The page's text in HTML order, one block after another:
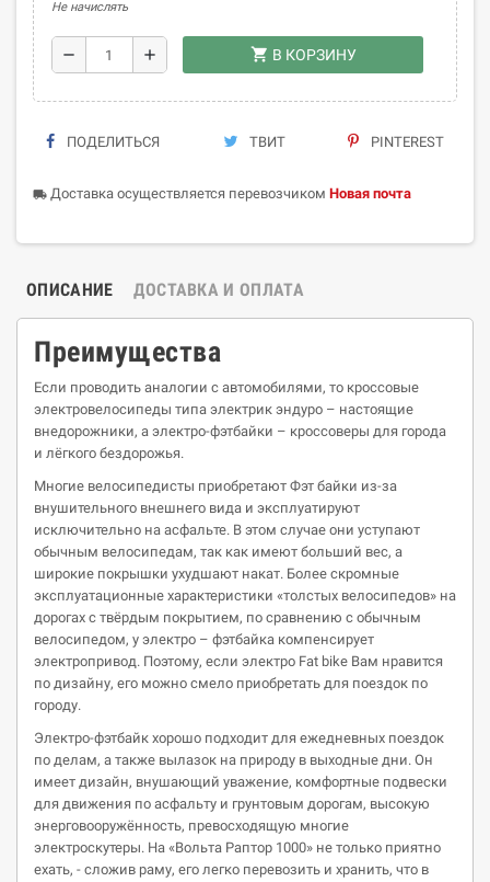
Не начислять
remove add shopping_cart В КОРЗИНУ
ПОДЕЛИТЬСЯ ТВИТ PINTEREST
local_shipping Доставка осуществляется перевозчиком Новая почта
ОПИСАНИЕ ДОСТАВКА И ОПЛАТА
Преимущества
Если проводить аналогии с автомобилями, то кроссовые
электровелосипеды типа электрик эндуро – настоящие
внедорожники, а электро-фэтбайки – кроссоверы для города
и лёгкого бездорожья.
Многие велосипедисты приобретают Фэт байки из-за
внушительного внешнего вида и эксплуатируют
исключительно на асфальте. В этом случае они уступают
обычным велосипедам, так как имеют больший вес, а
широкие покрышки ухудшают накат. Более скромные
эксплуатационные характеристики «толстых велосипедов» на
дорогах с твёрдым покрытием, по сравнению с обычным
велосипедом, у электро – фэтбайка компенсирует
электропривод. Поэтому, если электро Fat bike Вам нравится
по дизайну, его можно смело приобретать для поездок по
городу.
Электро-фэтбайк хорошо подходит для ежедневных поездок
по делам, а также вылазок на природу в выходные дни. Он
имеет дизайн, внушающий уважение, комфортные подвески
для движения по асфальту и грунтовым дорогам, высокую
энерговооружённость, превосходящую многие
электроскутеры. На «Вольта Раптор 1000» не только приятно
ехать, - сложив раму, его легко перевозить и хранить, что в